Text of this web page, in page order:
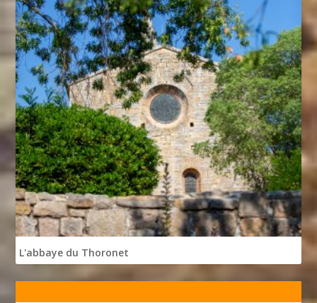
L'abbaye du Thoronet